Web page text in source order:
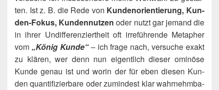
ten. Ist z. B. die Rede von Kun­den­ori­en­tie­rung, Kun­
den-Fokus, Kun­den­nut­zen oder nutzt gar jemand die
in ihrer Undif­fe­ren­ziert­heit oft irre­füh­ren­de Meta­pher
vom „König Kun­de“– ich fra­ge nach, ver­su­che exakt
zu klä­ren, wer denn nun eigent­lich die­ser omi­nö­se
Kun­de genau ist und wor­in der für eben die­sen Kun­
den quan­ti­fi­zier­ba­re oder zumin­dest klar wahr­nehm­ba­